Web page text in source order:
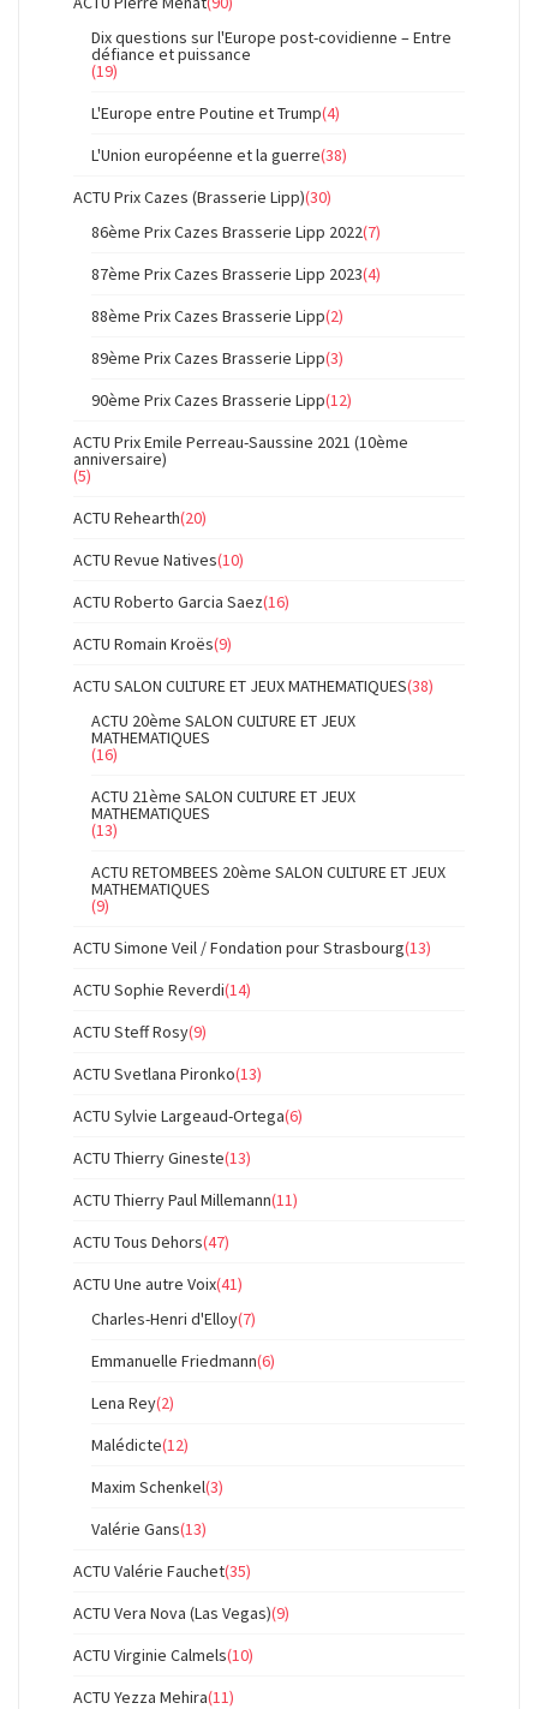
Dix questions sur l'Europe post-covidienne – Entre
défiance et puissance
(19)
L'Europe entre Poutine et Trump(4)
L'Union européenne et la guerre(38)
ACTU Prix Cazes (Brasserie Lipp)(30)
86ème Prix Cazes Brasserie Lipp 2022(7)
87ème Prix Cazes Brasserie Lipp 2023(4)
88ème Prix Cazes Brasserie Lipp(2)
89ème Prix Cazes Brasserie Lipp(3)
90ème Prix Cazes Brasserie Lipp(12)
ACTU Prix Emile Perreau-Saussine 2021 (10ème
anniversaire)
(5)
ACTU Rehearth(20)
ACTU Revue Natives(10)
ACTU Roberto Garcia Saez(16)
ACTU Romain Kroës(9)
ACTU SALON CULTURE ET JEUX MATHEMATIQUES(38)
ACTU 20ème SALON CULTURE ET JEUX
MATHEMATIQUES
(16)
ACTU 21ème SALON CULTURE ET JEUX
MATHEMATIQUES
(13)
ACTU RETOMBEES 20ème SALON CULTURE ET JEUX
MATHEMATIQUES
(9)
ACTU Simone Veil / Fondation pour Strasbourg(13)
ACTU Sophie Reverdi(14)
ACTU Steff Rosy(9)
ACTU Svetlana Pironko(13)
ACTU Sylvie Largeaud-Ortega(6)
ACTU Thierry Gineste(13)
ACTU Thierry Paul Millemann(11)
ACTU Tous Dehors(47)
ACTU Une autre Voix(41)
Charles-Henri d'Elloy(7)
Emmanuelle Friedmann(6)
Lena Rey(2)
Malédicte(12)
Maxim Schenkel(3)
Valérie Gans(13)
ACTU Valérie Fauchet(35)
ACTU Vera Nova (Las Vegas)(9)
ACTU Virginie Calmels(10)
ACTU Yezza Mehira(11)